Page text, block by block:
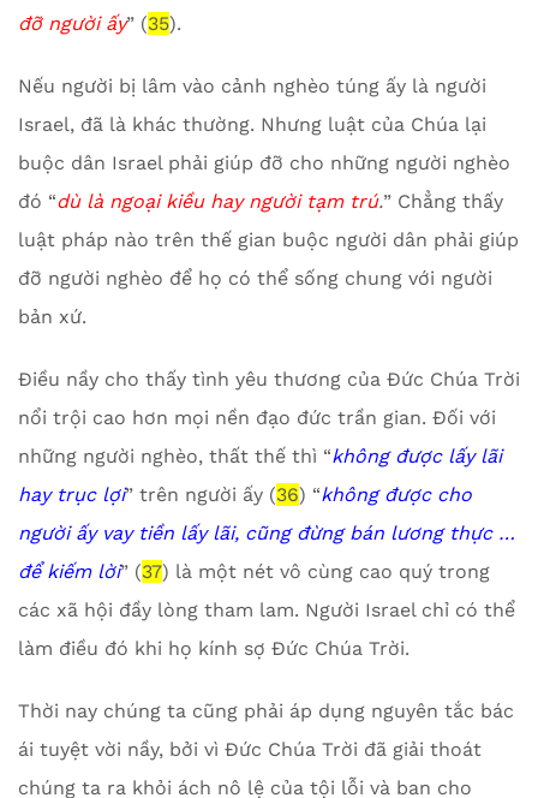
đỡ người ấy” (35).
Nếu người bị lâm vào cảnh nghèo túng ấy là người
Israel, đã là khác thường. Nhưng luật của Chúa lại
buộc dân Israel phải giúp đỡ cho những người nghèo
đó “dù là ngoại kiều hay người tạm trú.” Chẳng thấy
luật pháp nào trên thế gian buộc người dân phải giúp
đỡ người nghèo để họ có thể sống chung với người
bản xứ.
Điều nầy cho thấy tình yêu thương của Đức Chúa Trời
nổi trội cao hơn mọi nền đạo đức trần gian. Đối với
những người nghèo, thất thế thì “không được lấy lãi
hay trục lợi” trên người ấy (36) “không được cho
người ấy vay tiền lấy lãi, cũng đừng bán lương thực …
để kiếm lời” (37) là một nét vô cùng cao quý trong
các xã hội đầy lòng tham lam. Người Israel chỉ có thể
làm điều đó khi họ kính sợ Đức Chúa Trời.
Thời nay chúng ta cũng phải áp dụng nguyên tắc bác
ái tuyệt vời nầy, bởi vì Đức Chúa Trời đã giải thoát
chúng ta ra khỏi ách nô lệ của tội lỗi và ban cho